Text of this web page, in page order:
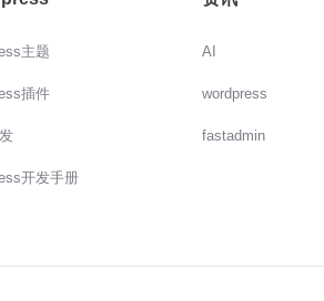
主题
插件
开发手册
AI
wordpress
fastadmin